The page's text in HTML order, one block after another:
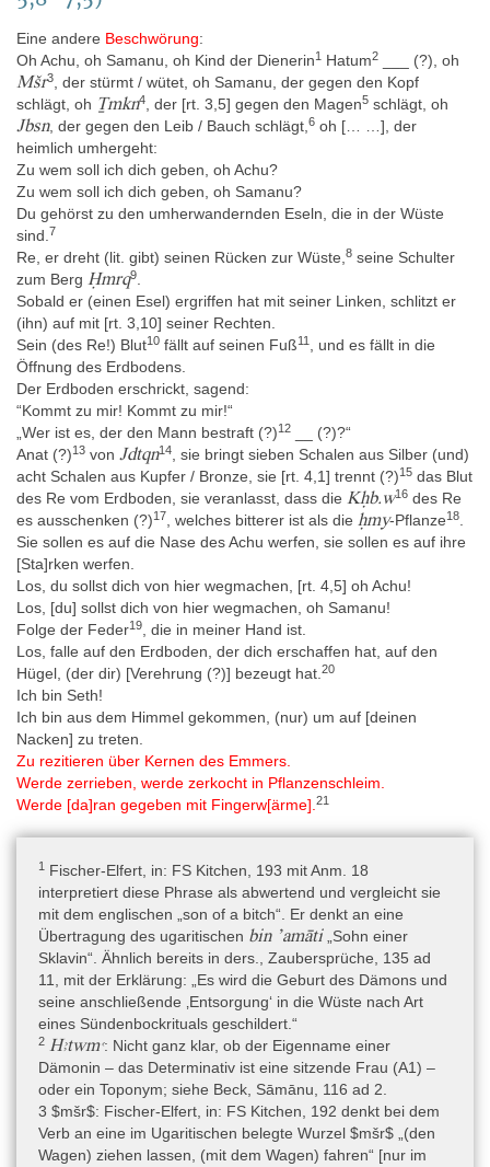
enthalten (Massart 1954, 6–7; Beck 2015, 99 mit Anm. 323). Der
Papyrus enthält auf dem Recto 28 Kolumnen (I 343: 7; I 345: 21)
Text mit je 12 bis 14 Zeilen, auf dem Verso 25 Kolumnen (I 343: 6;
I 345: 19) mit 10 bis 12 Zeilen. Die Oberkante des Recto ist die
Unterkante des Verso, die Texte auf Recto und Verso fangen an
der gleichen Schmalseite der Rolle an. Die durchschnittliche
Kolumnenbreite ist 16,7 cm, schwankt aber erheblich: Kol. vs. 8
misst nur 6,5 cm, Kol. rt. 21 dagegen 34,2 cm (Beck 2015, 99 mit
Anm. 326). Der Papyrus ist im Bereich I 345 teilweise sehr
fragmentiert: Von Kol. rt. 11–27 (= vs. 8–25) sind nur noch ein
mehr oder weniger hoher Ober- und Unterstreifen (oder nur eines
von beiden) vorhanden, in der Mitte klafft eine große bis sehr
große Lücke, so dass insgesamt nur etwa zwei Fünftel der
gesamten Textmenge erhalten sind. Am Beginn von Blatt / Kol. rt.
1 (= I 343) fehlt etwa ein Drittel jeder Textzeile. „Die oberen und
unteren Ränder sind oft gebrochen. Partiell ist die Tinte stark
abgerieben und der Papyrus sehr nachgedunkelt. In einigen
Bereichen glänzt die Oberfläche der Handschrift wohl infolge
einer Altrestaurierung“ (Beck 2015, 99). Es gibt auch eine antike
Reparatur: Auf der Vorderseite, Kol. 4 (entspricht vs. 3), wurde ein
Streifen Papyrus über den Text hinweggeklebt, um einen Riss zu
schließen (Leemans 1840, 112).
Schrift
Hieratisch
Die Leserichtung ist beidseitig von rechts nach links. Beide
Papyrussegmente weisen auf Vorder- wie Rückseite dieselbe
Handschrift auf (Chabas 1853–1862, 66). Rubren wurden zur
Einleitung von neuen Texten sowie zur Markierung von
Handlungsanweisungen verwendet. Verspunkte finden sich nur
auf dem Recto. Ein Absatzwechsel, der sich durch eine verkürzte
Zeile und einen Neuanfang auf der nächsten Zeile auszeichnet,
findet sich nur in Kol. rt. 12.x+3, während in Kol. rt. 17.x+2 ein
Absatzwechsel einmal durch die Hieroglyphe "Pause/Ende"
markiert wird. Die letzte Kolumne auf der Vorderseite (rt. 28) zählt
nur 5 Zeilen, die letzte Kolumne auf der Rückseite (vs. 25) endet
mehr kopiert wurde. „Die Schrift ist in einer schönen, einheitlichen
Hand verfasst worden“ (Beck 2015, 98).
Sprache
Ägyptisch-Koptisch » Ägyptisch » Mittelägyptisch,
Ägyptisch-Koptisch » Ägyptisch » Neuägyptisch
Traditionelles Mittelägyptisch mit verstreuten Neuägyptizismen
(Beck 2015, 99). Quack (2019, 78) spricht hingegen von einem
sehr frühen Neuägyptisch.
Eine andere Beschwörung:
Oh Achu, oh Samanu, oh Kind der Dienerin1 Hatum2 ___ (?), oh
Mšr3, der stürmt / wütet, oh Samanu, der gegen den Kopf
schlägt, oh Ṯmkn4, der [rt. 3,5] gegen den Magen5 schlägt, oh
Jbsn, der gegen den Leib / Bauch schlägt,6 oh [… …], der
heimlich umhergeht:
Zu wem soll ich dich geben, oh Achu?
Zu wem soll ich dich geben, oh Samanu?
Du gehörst zu den umherwandernden Eseln, die in der Wüste
sind.7
Re, er dreht (lit. gibt) seinen Rücken zur Wüste,8 seine Schulter
zum Berg Ḥmrq9.
Sobald er (einen Esel) ergriffen hat mit seiner Linken, schlitzt er
(ihn) auf mit [rt. 3,10] seiner Rechten.
Sein (des Re!) Blut10 fällt auf seinen Fuß11 , und es fällt in die
Öffnung des Erdbodens.
Der Erdboden erschrickt, sagend:
“Kommt zu mir! Kommt zu mir!“
„Wer ist es, der den Mann bestraft (?)12
__ (?)?“
Anat (?)13 von Jdtqn14, sie bringt sieben Schalen aus Silber (und)
acht Schalen aus Kupfer / Bronze, sie [rt. 4,1] trennt (?)15 das Blut
des Re vom Erdboden, sie veranlasst, dass die Kḥb.w16 des Re
es ausschenken (?)17, welches bitterer ist als die ḥmy-Pflanze18.
Sie sollen es auf die Nase des Achu werfen, sie sollen es auf ihre
[Sta]rken werfen.
Los, du sollst dich von hier wegmachen, [rt. 4,5] oh Achu!
Los, [du] sollst dich von hier wegmachen, oh Samanu!
Folge der Feder19, die in meiner Hand ist.
Los, falle auf den Erdboden, der dich erschaffen hat, auf den
Hügel, (der dir) [Verehrung (?)] bezeugt hat.20
Ich bin Seth!
Ich bin aus dem Himmel gekommen, (nur) um auf [deinen
Nacken] zu treten.
Zu rezitieren über Kernen des Emmers.
Werde zerrieben, werde zerkocht in Pflanzenschleim.
Werde [da]ran gegeben mit Fingerw[ärme].21
1 Fischer-Elfert, in: FS Kitchen, 193 mit Anm. 18
interpretiert diese Phrase als abwertend und vergleicht sie
mit dem englischen „son of a bitch“. Er denkt an eine
Übertragung des ugaritischen bin ’amāti„Sohn einer
Sklavin“. Ähnlich bereits in ders., Zaubersprüche, 135 ad
11, mit der Erklärung: „Es wird die Geburt des Dämons und
seine anschließende ‚Entsorgung‘ in die Wüste nach Art
eines Sündenbockrituals geschildert.“
2 Hꜣtwmꜥ: Nicht ganz klar, ob der Eigenname einer
Dämonin – das Determinativ ist eine sitzende Frau (A1) –
oder ein Toponym; siehe Beck, Sāmānu, 116 ad 2.
3 $mšr$: Fischer-Elfert, in: FS Kitchen, 192 denkt bei dem
Verb an eine im Ugaritischen belegte Wurzel $mšr$ „(den
Wagen) ziehen lassen, (mit dem Wagen) fahren“ [nur im